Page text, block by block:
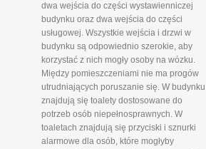
dwa wejścia do części wystawienniczej
budynku oraz dwa wejścia do części
usługowej. Wszystkie wejścia i drzwi w
budynku są odpowiednio szerokie, aby
korzystać z nich mogły osoby na wózku.
Między pomieszczeniami nie ma progów
utrudniających poruszanie się. W budynku
znajdują się toalety dostosowane do
potrzeb osób niepełnosprawnych. W
toaletach znajdują się przyciski i sznurki
alarmowe dla osób, które mogłyby